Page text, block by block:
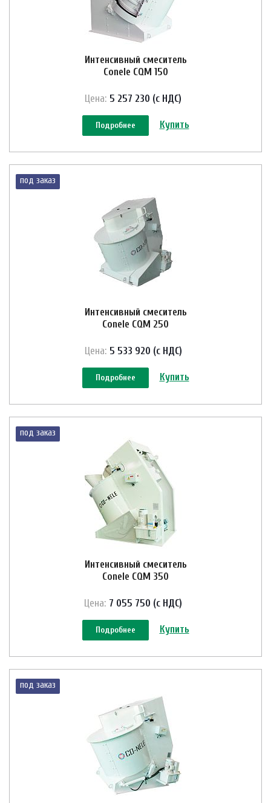
Интенсивный смеситель
Conele CQM 150
Цена: 5 257 230 (с НДС)
Подробнее Купить
под заказ
Интенсивный смеситель
Conele CQM 250
Цена: 5 533 920 (с НДС)
Подробнее Купить
под заказ
Интенсивный смеситель
Conele CQM 350
Цена: 7 055 750 (с НДС)
Подробнее Купить
под заказ